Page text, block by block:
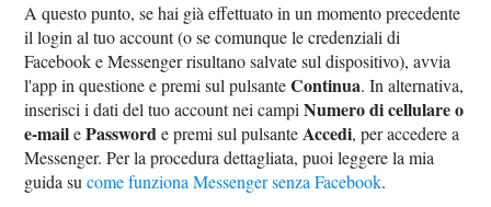
A questo punto, se hai già effettuato in un momento precedente
il login al tuo account (o se comunque le credenziali di
Facebook e Messenger risultano salvate sul dispositivo), avvia
l'app in questione e premi sul pulsanteContinua. In alternativa,
inserisci i dati del tuo account nei campiNumero di cellulare o
e-mailePassworde premi sul pulsanteAccedi, per accedere a
Messenger. Per la procedura dettagliata, puoi leggere la mia
guida sucome funziona Messenger senza Facebook.